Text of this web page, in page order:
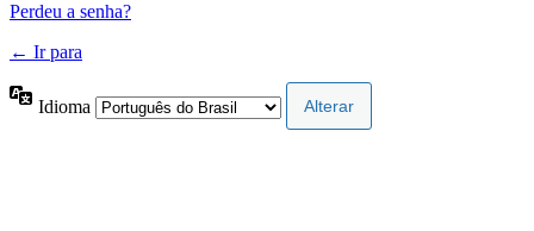
Perdeu a senha?
← Ir para
Idioma